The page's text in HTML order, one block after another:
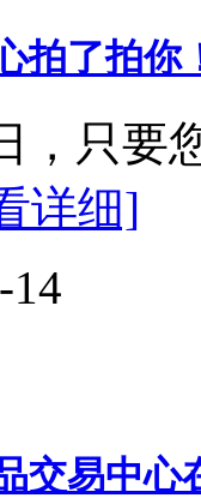
拍了拍你
，只要
详细]
14
交易中